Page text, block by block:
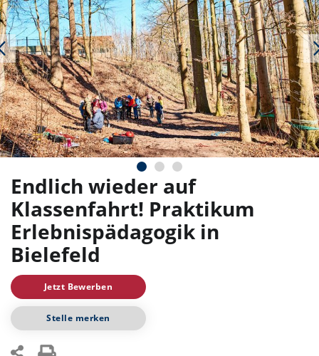
Endlich wieder auf
Klassenfahrt! Praktikum
Erlebnispädagogik in
Bielefeld
Jetzt Bewerben
Stelle merken